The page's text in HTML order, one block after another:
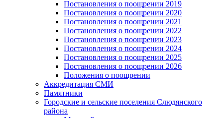
Постановления о поощрении 2019
Постановления о поощрении 2020
Постановления о поощрении 2021
Постановления о поощрении 2022
Постановления о поощрении 2023
Постановления о поощрении 2024
Постановления о поощрении 2025
Постановления о поощрении 2026
Положения о поощрении
Аккредитация СМИ
Памятники
Городские и сельские поселения Слюдянского
района